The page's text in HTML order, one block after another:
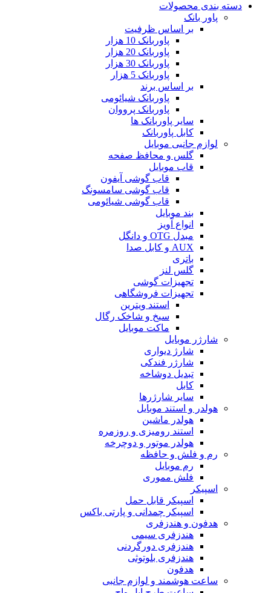
دسته بندی محصولات
پاور بانک
بر اساس ظرفیت
پاوربانک 10 هزار
پاوربانک 20 هزار
پاوربانک 30 هزار
پاوربانک 5 هزار
بر اساس برند
پاوربانک شیائومی
پاوربانک پرووان
سایر پاوربانک ها
کابل پاوربانک
لوازم جانبی موبایل
گلس و محافظ صفحه
قاب موبایل
قاب گوشی آیفون
قاب گوشی سامسونگ
قاب گوشی شیائومی
بند موبایل
انواع آویز
مبدل OTG و دانگل
AUX و کابل صدا
باتری
گلس لنز
تجهیزات گوشی
تجهیزات فروشگاهی
استند ویترین
سیخ و شاخک رگال
ماکت موبایل
شارژر موبایل
شارژ دیواری
شارژر فندکی
تبدیل دوشاخه
کابل
سایر شارژرها
هولدر و استند موبایل
هولدر ماشین
استند رومیزی و روزمره
هولدر موتور و دوچرخه
رم و فلش و حافظه
رم موبایل
فلش مموری
اسپیکر
اسپیکر قابل حمل
اسپیکر چمدانی و پارتی باکس
هدفون و هندزفری
هندزفری سیمی
هندزفری دورگردنی
هندزفری بلوتوثی
هدفون
ساعت هوشمند و لوازم جانبی